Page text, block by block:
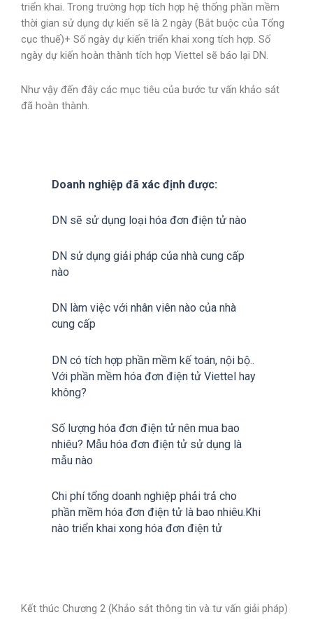
triển khai. Trong trường hợp tích hợp hệ thống phần mềm
thời gian sử dụng dự kiến sẽ là 2 ngày (Bắt buộc của Tổng
cục thuế)+ Số ngày dự kiến triển khai xong tích hợp. Số
ngày dự kiến hoàn thành tích hợp Viettel sẽ báo lại DN.
Như vậy đến đây các mục tiêu của bước tư vấn khảo sát
đã hoàn thành.
Doanh nghiệp đã xác định được:
DN sẽ sử dụng loại hóa đơn điện tử nào
DN sử dụng giải pháp của nhà cung cấp
nào
DN làm việc với nhân viên nào của nhà
cung cấp
DN có tích hợp phần mềm kế toán, nội bộ..
Với phần mềm hóa đơn điện tử Viettel hay
không?
Số lượng hóa đơn điện tử nên mua bao
nhiêu? Mẫu hóa đơn điện tử sử dụng là
mẫu nào
Chi phí tổng doanh nghiệp phải trả cho
phần mềm hóa đơn điện tử là bao nhiêu.Khi
nào triển khai xong hóa đơn điện tử
Kết thúc Chương 2 (Khảo sát thông tin và tư vấn giải pháp)